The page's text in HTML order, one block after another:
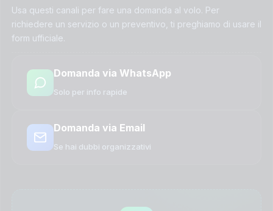
Usa questi canali per fare una domanda al volo. Per
richiedere un servizio o un preventivo, ti preghiamo di usare il
form ufficiale.
Domanda via WhatsApp
Solo per info rapide
Domanda via Email
Se hai dubbi organizzativi